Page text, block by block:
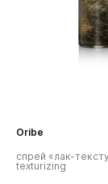
Oribe
спрей для
объема maximista